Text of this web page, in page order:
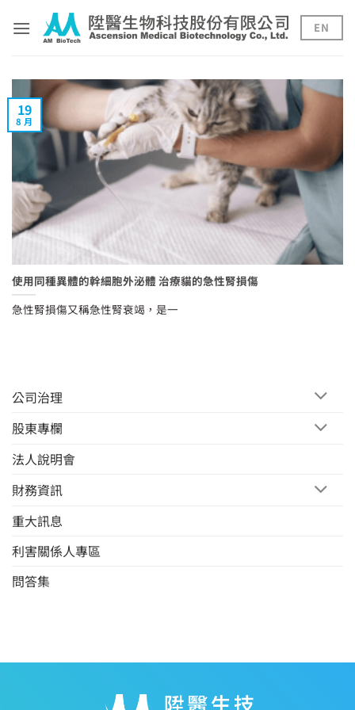
content
EN
公司治理
股東專欄
法人說明會
財務資訊
重大訊息
利害關係人專區
問答集
使用同種異體的幹細胞外泌體 治療貓的急性腎損傷
急性腎損傷又稱急性腎衰竭，是一
19
8 月